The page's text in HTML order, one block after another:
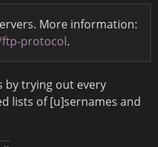
More information:
ftp-protocol.
by trying out every
lists of [u]sernames and